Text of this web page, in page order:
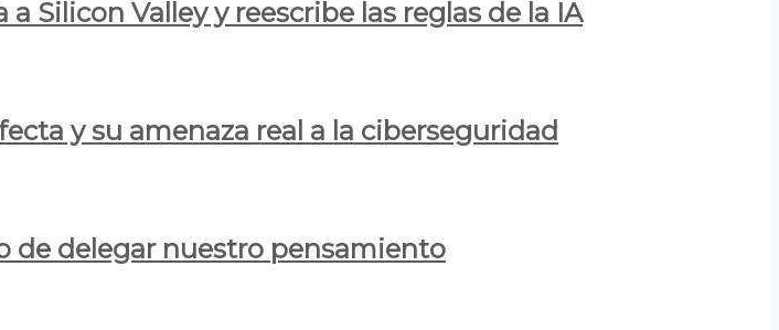
Silicon Valley y reescribe las reglas de la IA
y su amenaza real a la ciberseguridad
de delegar nuestro pensamiento